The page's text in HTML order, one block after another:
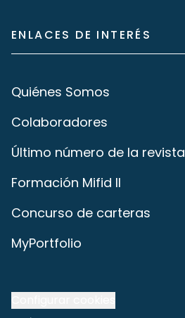
ENLACES DE INTERÉS
Quiénes Somos
Colaboradores
Último número de la revista
Formación Mifid II
Concurso de carteras
MyPortfolio